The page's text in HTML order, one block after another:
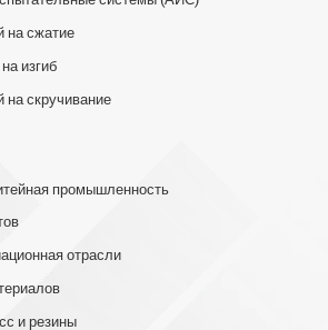
на сжатие
изгиб
скручивание
промышленность
отрасли
и резины